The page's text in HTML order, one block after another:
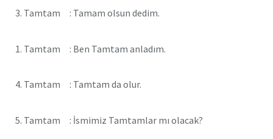
3. Tamtam : Tamam olsun dedim.
1. Tamtam : Ben Tamtam anladım.
4. Tamtam : Tamtam da olur.
5. Tamtam : İsmimiz Tamtamlar mı olacak?